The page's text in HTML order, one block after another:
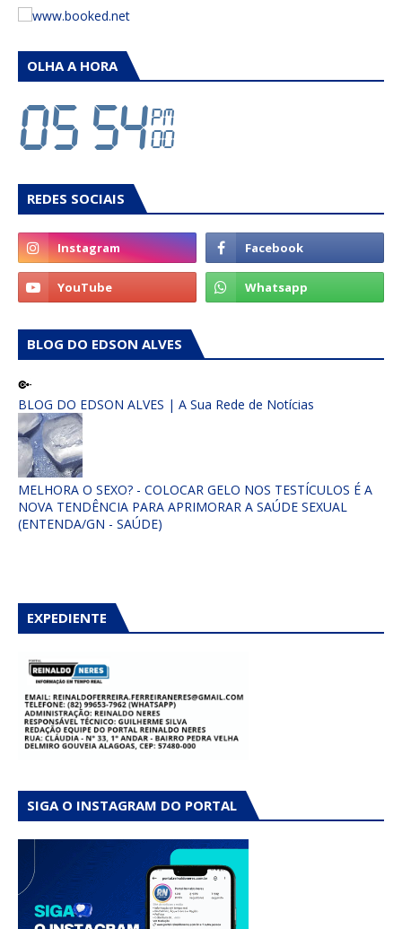
OLHA A HORA
REDES SOCIAIS
BLOG DO EDSON ALVES
BLOG DO EDSON ALVES | A Sua Rede de Notícias
MELHORA O SEXO? - COLOCAR GELO NOS TESTÍCULOS É A
NOVA TENDÊNCIA PARA APRIMORAR A SAÚDE SEXUAL
(ENTENDA/GN - SAÚDE)
EXPEDIENTE
SIGA O INSTAGRAM DO PORTAL